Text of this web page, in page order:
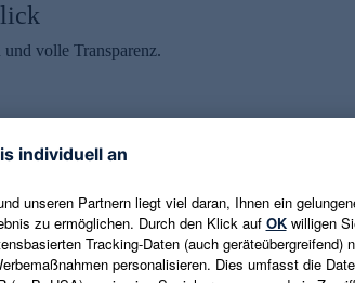
volle Transparenz.
Trends,
ist jederzeit in
E-Mail-Adresse eingeben